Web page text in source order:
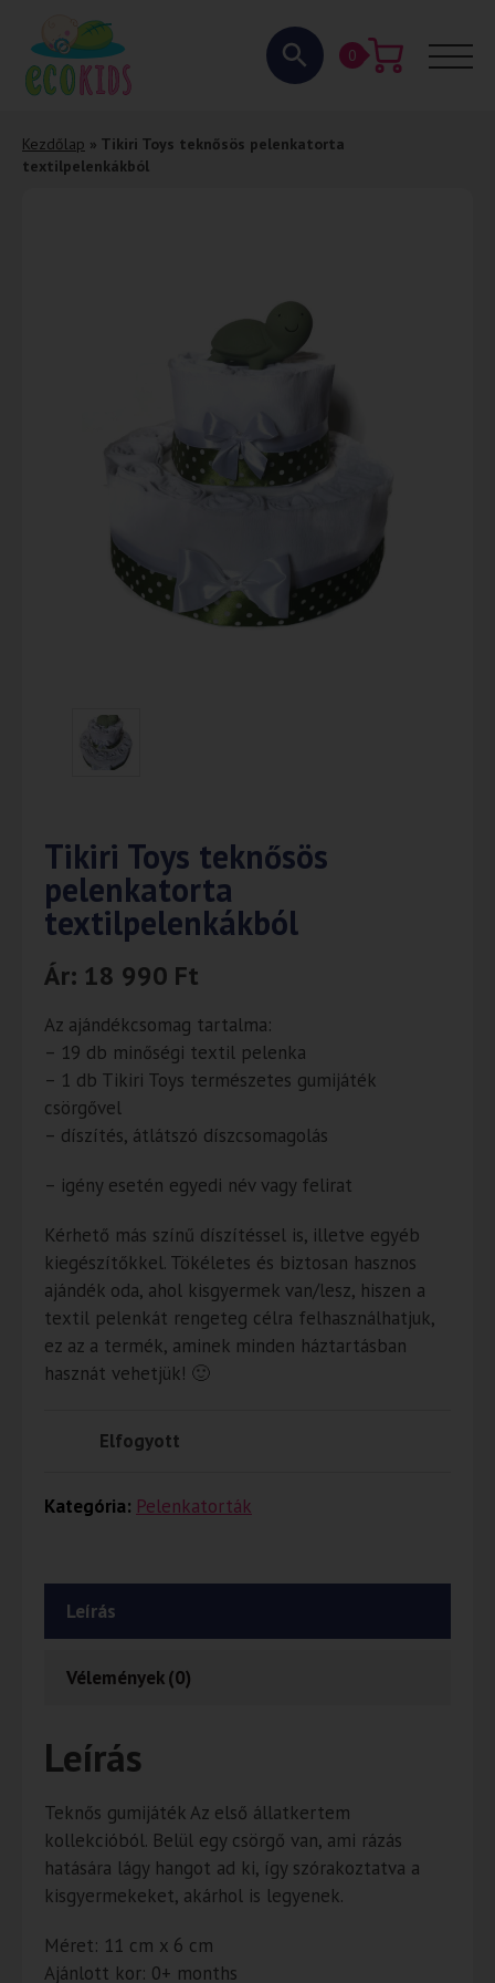
0
Kezdőlap » Tikiri Toys teknősös pelenkatorta
textilpelenkákból
Tikiri Toys teknősös
pelenkatorta
textilpelenkákból
Ár: 18 990 Ft
Az ajándékcsomag tartalma:
– 19 db minőségi textil pelenka
– 1 db Tikiri Toys természetes gumijáték
csörgővel
– díszítés, átlátszó díszcsomagolás
– igény esetén egyedi név vagy felirat
Kérhető más színű díszítéssel is, illetve egyéb
kiegészítőkkel. Tökéletes és biztosan hasznos
ajándék oda, ahol kisgyermek van/lesz, hiszen a
textil pelenkát rengeteg célra felhasználhatjuk,
ez az a termék, aminek minden háztartásban
hasznát vehetjük! 🙂
Elfogyott
Kategória: Pelenkatorták
Leírás
Vélemények (0)
Leírás
Teknős gumijáték Az első állatkertem
kollekcióból. Belül egy csörgő van, ami rázás
hatására lágy hangot ad ki, így szórakoztatva a
kisgyermekeket, akárhol is legyenek.
Méret: 11 cm x 6 cm
Ajánlott kor: 0+ months